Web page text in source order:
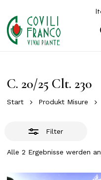
main
content
Warenkorb
C. 20/25 Clt. 230
Start Produkt Misure
Filter
Alle 2 Ergebnisse werden